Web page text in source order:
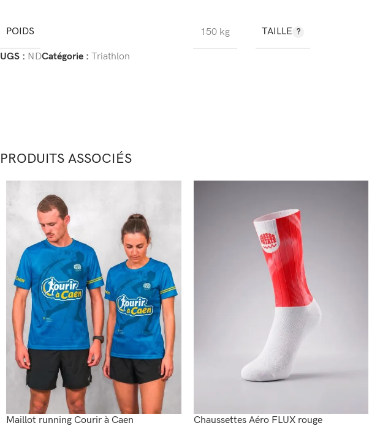
POIDS 150 kg TAILLE
UGS : NDCatégorie : Triathlon
PRODUITS ASSOCIÉS
Maillot running Courir à Caen Chaussettes Aéro FLUX rouge